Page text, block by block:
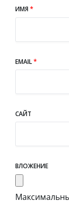
ИМЯ*
EMAIL*
САЙТ
ВЛОЖЕНИЕ